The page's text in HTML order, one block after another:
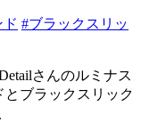
#ブラックスリッ
さんのルミナス
ブラックスリック